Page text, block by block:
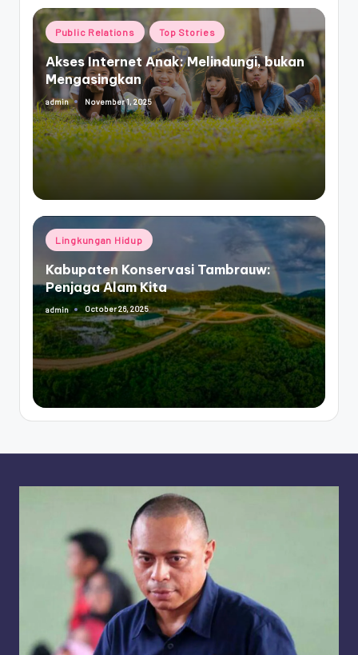
Posted
in
Public Relations Top Stories
Akses Internet Anak: Melindungi, bukan
Mengasingkan
Posted
by
admin November 1, 2025
Posted
in
Lingkungan Hidup
Kabupaten Konservasi Tambrauw:
Penjaga Alam Kita
Posted
by
admin October 26, 2025